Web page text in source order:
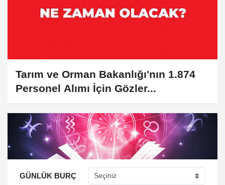
Tarım ve Orman Bakanlığı'nın 1.874
Personel Alımı İçin Gözler...
GÜNLÜK BURÇ